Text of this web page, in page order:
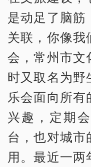
是动足了脑筋
关联，你像
会，常州市文
时又取名为野
乐会面向所
兴趣，定期
台，也对城
用。最近一